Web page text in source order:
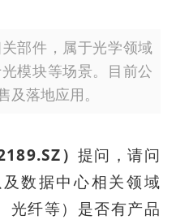
部件，属于光学领域
模块等场景。目前公
落地应用。
）提问，请问
数据中心相关领域
光纤等）是否有产品